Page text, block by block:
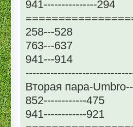
941---------------294
258---528
763---637
941---914
Вторая пара-
852------------475
941------------921